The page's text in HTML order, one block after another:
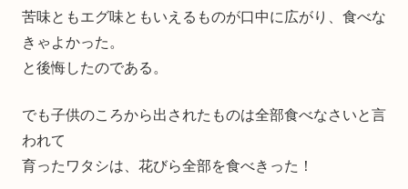
苦味ともエグ味ともいえるものが口中に広がり、食べな
きゃよかった。
と後悔したのである。
でも子供のころから出されたものは全部食べなさいと言
われて
育ったワタシは、花びら全部を食べきった！